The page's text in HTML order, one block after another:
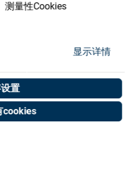
测量性Cookies
显示详情
置
cookies
6L-L-1-